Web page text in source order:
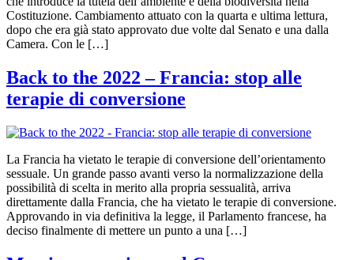
Costituzione. Cambiamento attuato con la quarta e ultima lettura,
dopo che era già stato approvato due volte dal Senato e una dalla
Camera. Con le […]
Back to the 2022 – Francia: stop alle
terapie di conversione
La Francia ha vietato le terapie di conversione dell’orientamento
sessuale. Un grande passo avanti verso la normalizzazione della
possibilità di scelta in merito alla propria sessualità, arriva
direttamente dalla Francia, che ha vietato le terapie di conversione.
Approvando in via definitiva la legge, il Parlamento francese, ha
deciso finalmente di mettere un punto a una […]